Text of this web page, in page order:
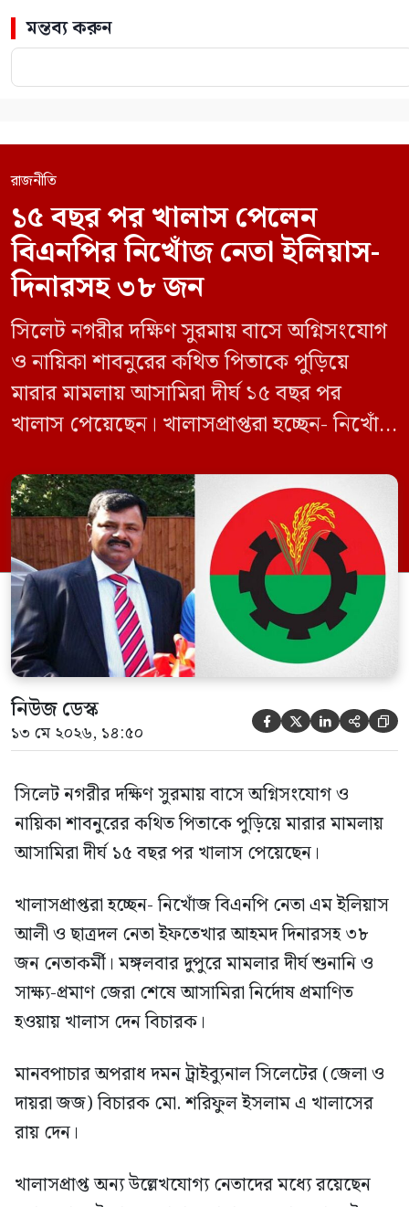
মন্তব্য করুন
রাজনীতি
১৫ বছর পর খালাস পেলেন
বিএনপির নিখোঁজ নেতা ইলিয়াস-
দিনারসহ ৩৮ জন
সিলেট নগরীর দক্ষিণ সুরমায় বাসে অগ্নিসংযোগ
ও নায়িকা শাবনুরের কথিত পিতাকে পুড়িয়ে
মারার মামলায় আসামিরা দীর্ঘ ১৫ বছর পর
খালাস পেয়েছেন। খালাসপ্রাপ্তরা হচ্ছেন- নিখোঁজ
ইফতেখার আহমদ দিনারসহ ৩৮ জন নেতাকর্মী।
মঙ্গলবার দুপুরে মামলার দীর্ঘ শুনানি ও সাক্ষ্য-
প্রমাণ জেরা শেষে আসামিরা নির্দোষ প্রমাণিত
হওয়ায় খালাস দেন বিচারক। মানবপাচার […]
নিউজ ডেস্ক
১৩ মে ২০২৬, ১৪:৫০     
সিলেট নগরীর দক্ষিণ সুরমায় বাসে অগ্নিসংযোগ ও
নায়িকা শাবনুরের কথিত পিতাকে পুড়িয়ে মারার মামলায়
আসামিরা দীর্ঘ ১৫ বছর পর খালাস পেয়েছেন।
খালাসপ্রাপ্তরা হচ্ছেন- নিখোঁজ বিএনপি নেতা এম ইলিয়াস
আলী ও ছাত্রদল নেতা ইফতেখার আহমদ দিনারসহ ৩৮
জন নেতাকর্মী। মঙ্গলবার দুপুরে মামলার দীর্ঘ শুনানি ও
সাক্ষ্য-প্রমাণ জেরা শেষে আসামিরা নির্দোষ প্রমাণিত
হওয়ায় খালাস দেন বিচারক।
মানবপাচার অপরাধ দমন ট্রাইব্যুনাল সিলেটের (জেলা ও
দায়রা জজ) বিচারক মো. শরিফুল ইসলাম এ খালাসের
রায় দেন।
খালাসপ্রাপ্ত অন্য উল্লেখযোগ্য নেতাদের মধ্যে রয়েছেন